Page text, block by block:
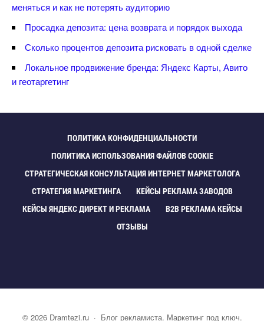
меняться и как не потерять аудиторию
Просадка депозита: цена возврата и порядок выхода
Сколько процентов депозита рисковать в одной сделке
Локальное продвижение бренда: Яндекс Карты, Авито
и геотаргетин
ПОЛИТИКА КОНФИДЕНЦИАЛЬНОСТИ
ПОЛИТИКА ИСПОЛЬЗОВАНИЯ ФАЙЛОВ COOKIE
СТРАТЕГИЧЕСКАЯ КОНСУЛЬТАЦИЯ ИНТЕРНЕТ МАРКЕТОЛОГА
СТРАТЕГИЯ МАРКЕТИНГА
КЕЙСЫ РЕКЛАМА ЗАВОДО
КЕЙСЫ ЯНДЕКС ДИРЕКТ И РЕКЛАМА
B2B РЕКЛАМА КЕЙСЫ
ОТЗЫВЫ
© 2026 Dramtezi.ru· Блог рекламиста. Маркетинг под ключ.